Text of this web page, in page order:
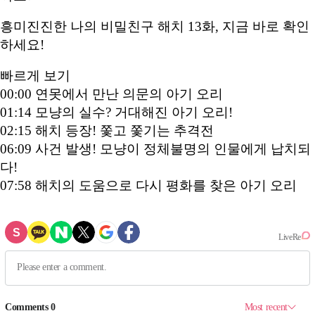
흥미진진한 나의 비밀친구 해치 13화, 지금 바로 확인
하세요!
빠르게 보기
00:00 연못에서 만난 의문의 아기 오리
01:14 모냥의 실수? 거대해진 아기 오리!
02:15 해치 등장! 쫓고 쫓기는 추격전
06:09 사건 발생! 모냥이 정체불명의 인물에게 납치되
다!
07:58 해치의 도움으로 다시 평화를 찾은 아기 오리